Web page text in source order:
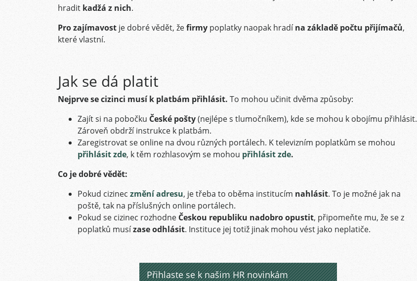
hradit kadžá z nich.
Pro zajímavost je dobré vědět, žefirmy poplatky naopak hradína základě počtu přijímačů,
které vlastní.
Jak se dá platit
Nejprve se cizinci musí k platbám přihlásit. To mohou učinit dvěma způsoby:
Zajít si na pobočku České pošty(nejlépe s tlumočníkem), kde se mohou k obojímu přihlásit.
Zároveň obdrží instrukce k platbám.
Zaregistrovat se online na dvou různých portálech. K televizním poplatkům se mohou
přihlásit zde, k těm rozhlasovým se mohou přihlásit zde.
Co je dobré vědět:
Pokud cizinec změní adresu, je třeba to oběma institucím nahlásit. To je možné jak na
poště, tak na příslušných online portálech.
Pokud se cizinec rozhodne Českou republiku nadobro opustit, připomeňte mu, že se z
poplatků musízase odhlásit. Instituce jej totiž jinak mohou vést jako neplatiče.
Přihlaste se k našim HR novinkám